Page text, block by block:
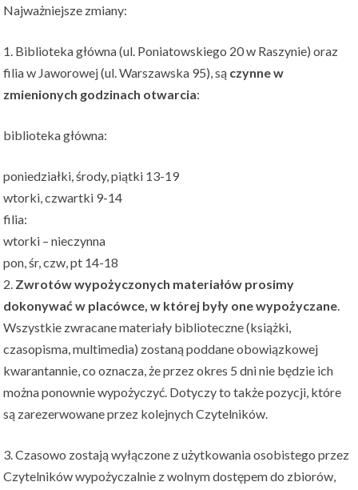
Najważniejsze zmiany:
1. Biblioteka główna (ul. Poniatowskiego 20 w Raszynie) oraz
filia w Jaworowej (ul. Warszawska 95), są czynne w
zmienionych godzinach otwarcia:
biblioteka główna:
poniedziałki, środy, piątki 13-19
wtorki, czwartki 9-14
filia:
wtorki – nieczynna
pon, śr, czw, pt 14-18
2. Zwrotów wypożyczonych materiałów prosimy
dokonywać w placówce, w której były one wypożyczane.
Wszystkie zwracane materiały biblioteczne (książki,
czasopisma, multimedia) zostaną poddane obowiązkowej
kwarantannie, co oznacza, że przez okres 5 dni nie będzie ich
można ponownie wypożyczyć. Dotyczy to także pozycji, które
są zarezerwowane przez kolejnych Czytelników.
3. Czasowo zostają wyłączone z użytkowania osobistego przez
Czytelników wypożyczalnie z wolnym dostępem do zbiorów,